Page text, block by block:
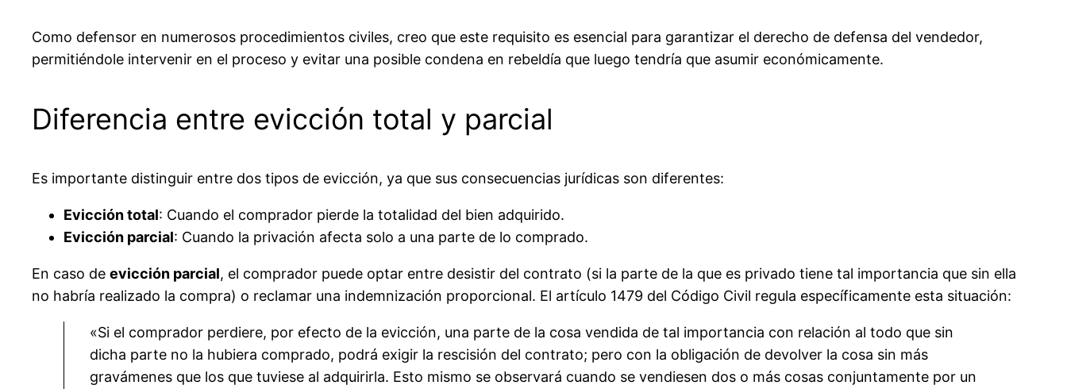
Como defensor en numerosos procedimientos civiles, creo que este requisito es esencial para garantizar el derecho de defensa del vendedor,
permitiéndole intervenir en el proceso y evitar una posible condena en rebeldía que luego tendría que asumir económicamente.
Diferencia entre evicción total y parcial
Es importante distinguir entre dos tipos de evicción, ya que sus consecuencias jurídicas son diferentes:
Evicción total: Cuando el comprador pierde la totalidad del bien adquirido.
Evicción parcial: Cuando la privación afecta solo a una parte de lo comprado.
En caso de evicción parcial, el comprador puede optar entre desistir del contrato (si la parte de la que es privado tiene tal importancia que sin ella
no habría realizado la compra) o reclamar una indemnización proporcional. El artículo 1479 del Código Civil regula específicamente esta situación:
«Si el comprador perdiere, por efecto de la evicción, una parte de la cosa vendida de tal importancia con relación al todo que sin
dicha parte no la hubiera comprado, podrá exigir la rescisión del contrato; pero con la obligación de devolver la cosa sin más
gravámenes que los que tuviese al adquirirla. Esto mismo se observará cuando se vendiesen dos o más cosas conjuntamente por un